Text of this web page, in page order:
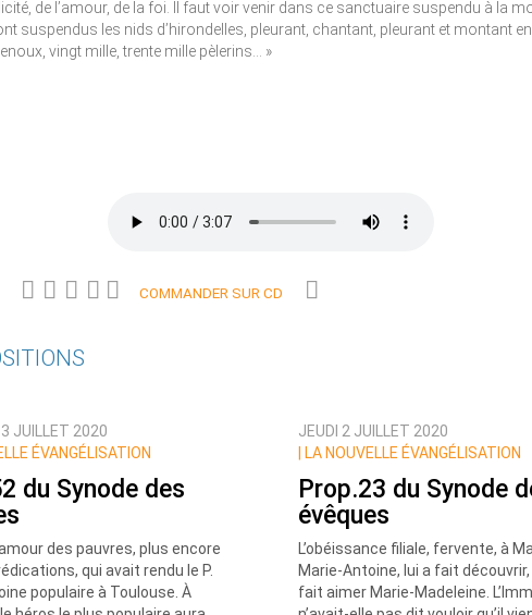
de l’amour, de la foi. Il faut voir venir dans ce sanctuaire suspendu à la
suspendus les nids d’hirondelles, pleurant, chantant, pleurant et montant
vingt mille, trente mille pèlerins… »
COMMANDER SUR CD
3 JUILLET 2020
ÉVANGÉLISATION
du Synode des
des pauvres, plus encore
qui avait rendu le P.
populaire à Toulouse. À
JEUDI 2 JUILLET 2020
LA NOUVELLE ÉVANGÉLISATION
Prop.23 du Synode
évêques
L’obéissance filiale, fervente, à
Marie-Antoine, lui a fait
fait aimer Marie-Madeleine.